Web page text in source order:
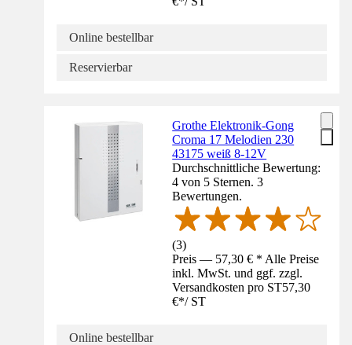
Online bestellbar
Reservierbar
Grothe Elektronik-Gong
Croma 17 Melodien 230
43175 weiß 8-12V
Durchschnittliche Bewertung:
4 von 5 Sternen. 3
Bewertungen.
(3)
Preis — 57,30 € * Alle Preise
inkl. MwSt. und ggf. zzgl.
Versandkosten pro ST57,30
€*/ ST
Online bestellbar